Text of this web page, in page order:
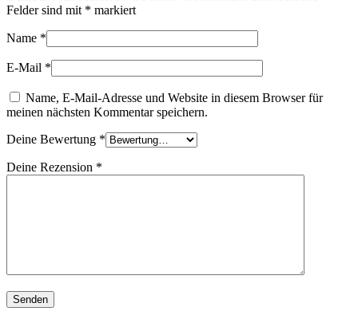
Felder sind mit * markiert
Name *
E-Mail *
Name, E-Mail-Adresse und Website in diesem Browser für
meinen nächsten Kommentar speichern.
Deine Bewertung *
Deine Rezension *